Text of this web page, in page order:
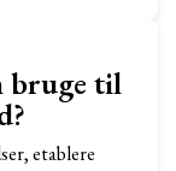
bruge til
etablere